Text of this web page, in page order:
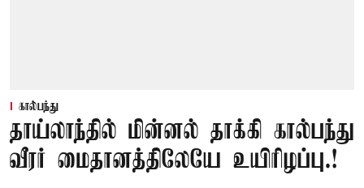
கால்பந்து
தாய்லாந்தில் மின்னல் தாக்கி கால்பந்து
வீரர் மைதானத்திலேயே உயிரிழப்பு.!